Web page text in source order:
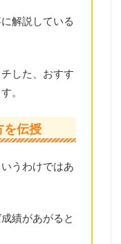
解説している
した、おすす
。
を伝授
うわけではあ
績があがると